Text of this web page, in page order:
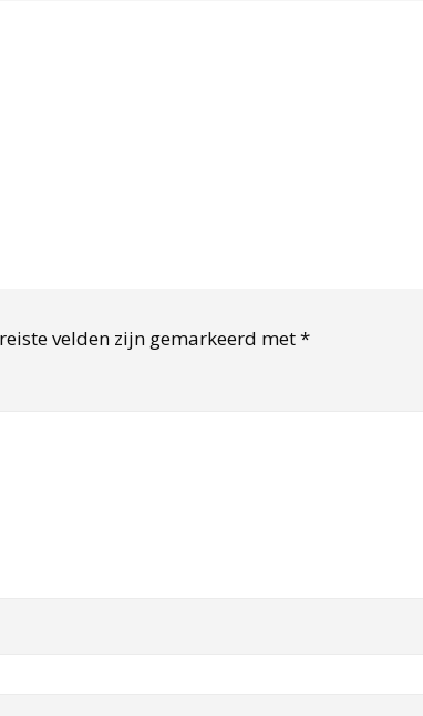
velden zijn gemarkeerd met*